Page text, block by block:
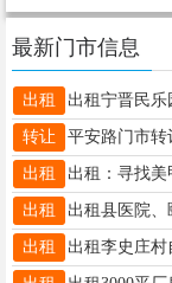
最新门市信息
出租
转让 平安路门市转
出租
出租
出租